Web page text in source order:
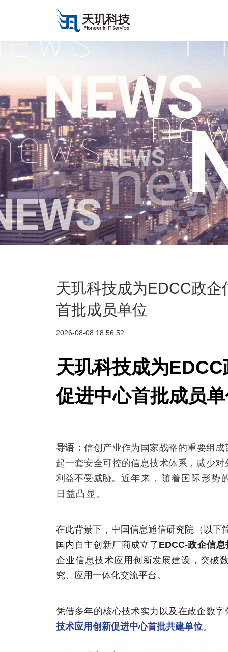
天玑科技成为EDCC政
首批成员单位
2026-08-08 18:56:52
天玑科技成为
促进中心首批成员
导语：信创产业作为国家战略的重要组
起一套安全可控的信息技术体系，减少
利益不受威胁。 近年来，随着国际形势
日益凸显。
在此背景下，中国信息通信研究院（以下
国内自主创新厂商成立了EDCC-政企信
企业信息技术应用创新发展建设，突破
究、应用一体化交流平台。
凭借多年的核心技术实力以及在政企数
技术应用创新促进中心首批共建单位。